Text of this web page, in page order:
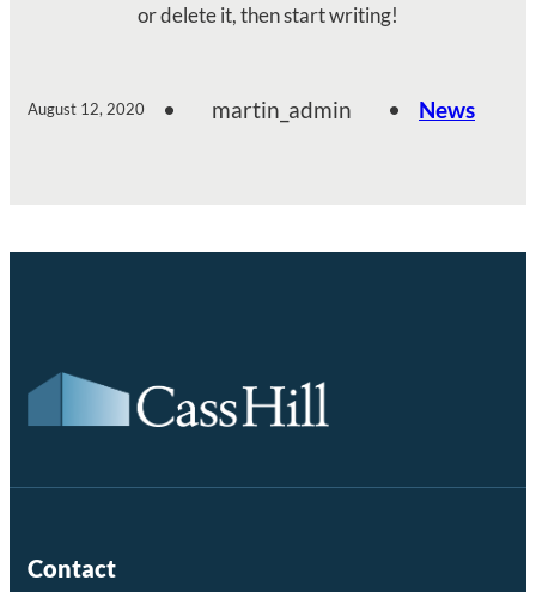
or delete it, then start writing!
August 12, 2020 • martin_admin • News
Contact